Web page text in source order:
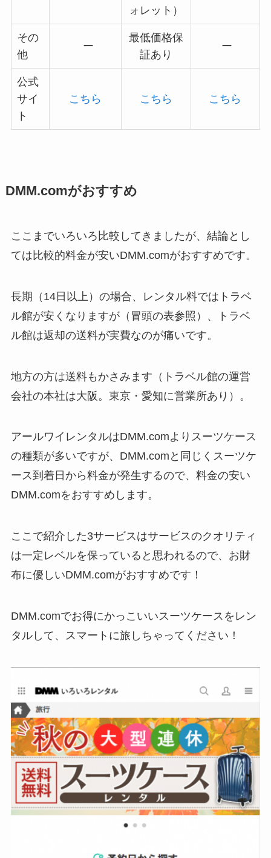
ォレット）
その
他
ー
最低価格保
証あり
ー
公式
サイ
ト
こちら こちら こちら
DMM.comがおすすめ
ここまでいろいろ比較してきましたが、結論とし
ては比較的料金が安いDMM.comがおすすめです。
長期（14日以上）の場合、レンタル料ではトラベ
ル館が安くなりますが（冒頭の表参照）、トラベ
ル館は返却の送料が実費なのが痛いです。
地方の方は送料もかさみます（トラベル館の運営
会社の本社は大阪。東京・愛知に営業所あり）。
アールワイレンタルはDMM.comよりスーツケース
の種類が多いですが、DMM.comと同じくスーツケ
ース到着日から料金が発生するので、料金の安い
DMM.comをおすすめします。
ここで紹介した3サービスはサービスのクオリティ
は一定レベルを保っていると思われるので、お財
布に優しいDMM.comがおすすめです！
DMM.comでお得にかっこいいスーツケースをレン
タルして、スマートに旅しちゃってください！